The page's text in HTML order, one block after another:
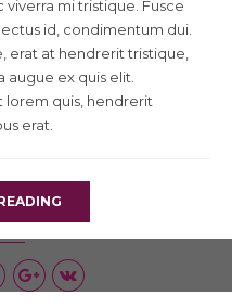
mi tristique. Fusce
id, condimentum dui.
erat at hendrerit tristique,
augue ex quis elit.
lorem quis, hendrerit
erat.